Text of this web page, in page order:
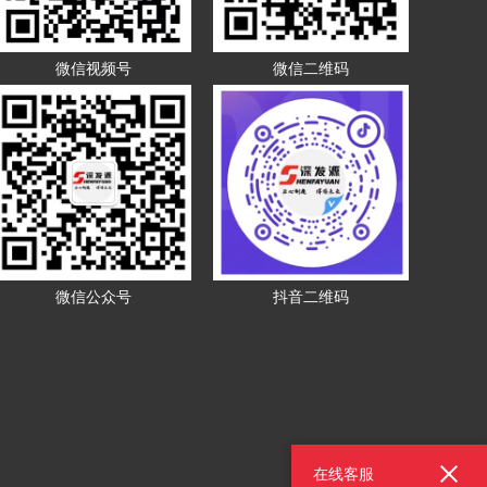
微信视频号 微信二维码
微信公众号 抖音二维码
在线客服